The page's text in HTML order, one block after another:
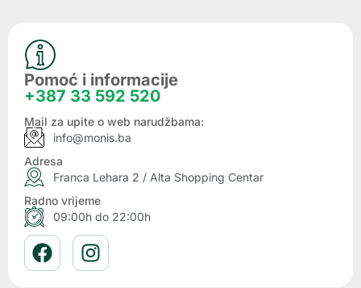
Pomoć i informacije
+387 33 592 520
Mail za upite o web narudžbama:
info@monis.ba
Adresa
Franca Lehara 2 / Alta Shopping Centar
Radno vrijeme
09:00h do 22:00h